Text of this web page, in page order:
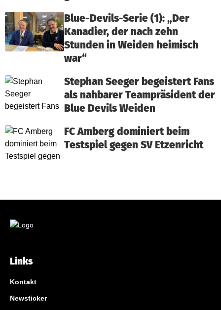
Blue-Devils-Serie (1): „Der
Kanadier, der nach zehn
Stunden in Weiden heimisch
war“
Stephan Seeger begeistert Fans
als nahbarer Teampräsident der
Blue Devils Weiden
FC Amberg dominiert beim
Testspiel gegen SV Etzenricht
Links
Kontakt
Newsticker